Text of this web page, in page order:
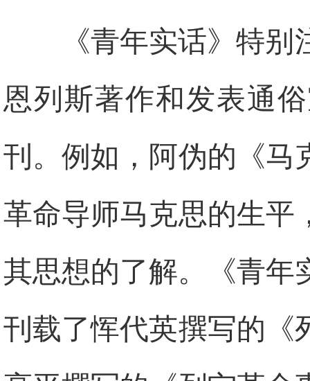
《青年实话》特
恩列斯著作和发表通
刊。例如，阿伪的《马
革命导师马克思的生平
其思想的了解。《青年
刊载了恽代英撰写的《